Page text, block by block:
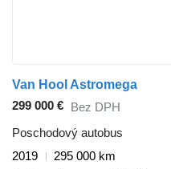
Van Hool Astromega
299 000 € Bez DPH
Poschodový autobus
2019
295 000 km